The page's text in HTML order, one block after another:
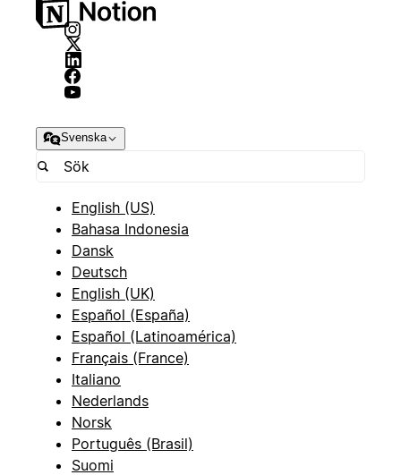
Svenska
English (US)
Bahasa Indonesia
Dansk
Deutsch
English (UK)
Español (España)
Español (Latinoamérica)
Français (France)
Italiano
Nederlands
Norsk
Português (Brasil)
Suomi